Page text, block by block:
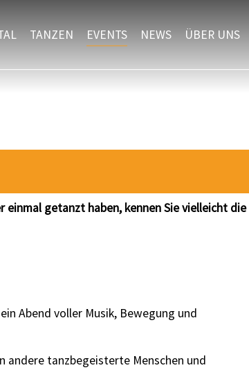
TANZEN EVENTS NEWS ÜBER UNS
einmal getanzt haben, kennen Sie vielleicht die
Abend voller Musik, Bewegung und
andere tanzbegeisterte Menschen und